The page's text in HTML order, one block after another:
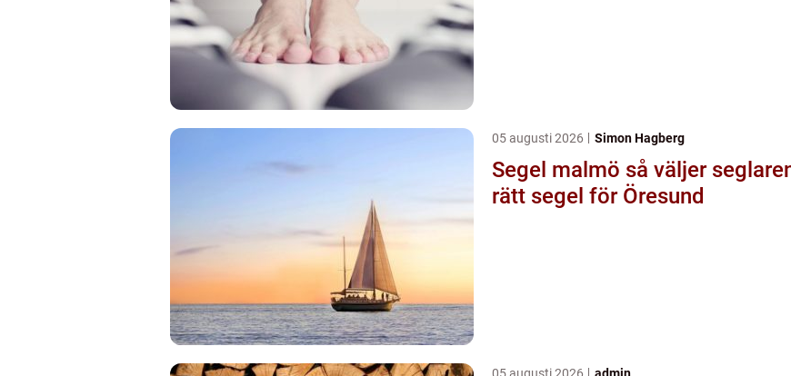
05 augusti 2026 Simon Hagberg
Segel malmö så väljer seglaren
rätt segel för Öresund